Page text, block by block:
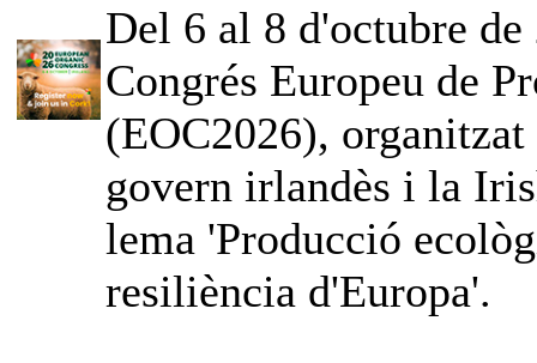
Del 6 al 8 d'octubre
Congrés Europeu de
(EOC2026),
govern irlandès i la
lema 'Producció
resiliència d'Europa'.